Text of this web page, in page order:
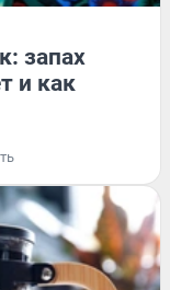
запах
и как